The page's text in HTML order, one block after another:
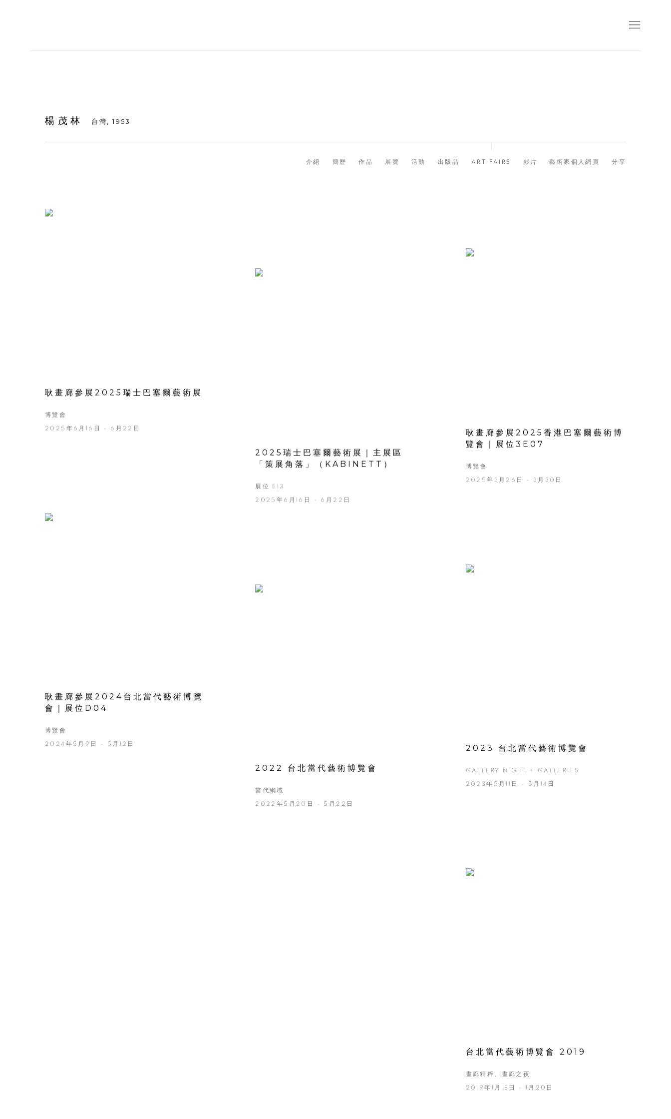
楊茂林 台灣, 1953
介紹 簡歷 作品 展覽 活動 出版品 ART FAIRS 影片 藝術家個人網頁 分享
耿畫廊參展2025瑞士巴塞爾藝術展
博覽會
2025年6月16日 - 6月22日
耿畫廊參展2024台北當代藝術博覽
會｜展位D04
博覽會
2024年5月9日 - 5月12日
2025瑞士巴塞爾藝術展｜主展區
「策展角落」（KABINETT）
展位 E13
2025年6月16日 - 6月22日
2022 台北當代藝術博覽會
當代網域
2022年5月20日 - 5月22日
耿畫廊參展2025香港巴塞爾藝術博
覽會｜展位3E07
博覽會
2025年3月26日 - 3月30日
2023 台北當代藝術博覽會
GALLERY NIGHT + GALLERIES
2023年5月11日 - 5月14日
台北當代藝術博覽會 2019
畫廊精粹、畫廊之夜
2019年1月18日 - 1月20日